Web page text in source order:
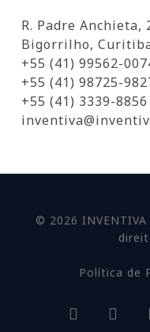
R. Padre Anchieta,
Bigorrilho,
+55 (41) 99562-
+55 (41) 98725-
+55 (41) 3339-8856
© 2026
Política de
facebook